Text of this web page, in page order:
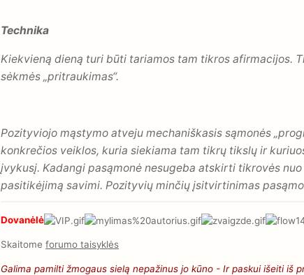
Technika
Kiekvieną dieną turi būti tariamos tam tikros afirmacijos.
sėkmės „pritraukimas“.
Pozityviojo mąstymo atveju mechaniškasis sąmonės
konkrečios veiklos, kuria siekiama tam tikrų tikslų ir
įvykusį. Kadangi pasąmonė nesugeba atskirti tikrovės
pasitikėjimą savimi. Pozityvių minčių įsitvirtinimas
Dovanėlė
Skaitome forumo taisyklės
Galima pamilti žmogaus sielą nepažinus jo kūno - Ir paskui išeiti iš